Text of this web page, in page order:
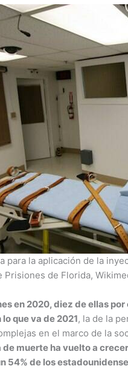
para la aplicación de la
Prisiones de Florida,
en 2020, diez de ellas
que va de 2021, la de la
en el marco de la
de muerte ha vuelto a
54% de los